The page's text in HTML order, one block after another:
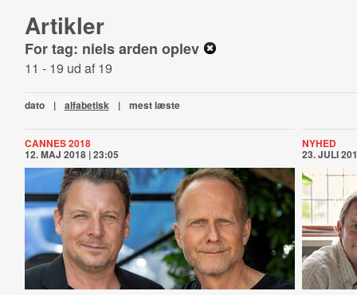
Artikler
For tag: niels arden oplev
11 - 19 ud af 19
dato | alfabetisk | mest læste
CANNES 2018
12. MAJ 2018 | 23:05
NYHED
23. JULI